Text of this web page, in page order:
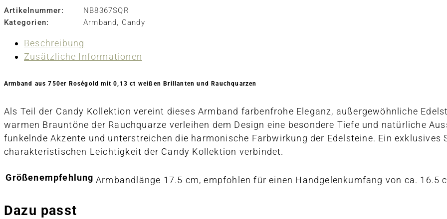
Artikelnummer:
NB8367SQR
Kategorien:
Armband, Candy
Beschreibung
Zusätzliche Informationen
Armband aus 750er Roségold mit 0,13 ct weißen Brillanten und Rauchquarzen
Als Teil der Candy Kollektion vereint dieses Armband farbenfrohe Eleganz, außergewöhnliche
warmen Brauntöne der Rauchquarze verleihen dem Design eine besondere Tiefe und natürliche
funkelnde Akzente und unterstreichen die harmonische Farbwirkung der Edelsteine. Ein
charakteristischen Leichtigkeit der Candy Kollektion verbindet.
Größenempfehlung Armbandlänge 17.5 cm, empfohlen für einen Handgelenkumfang von ca. 16.5
Dazu passt